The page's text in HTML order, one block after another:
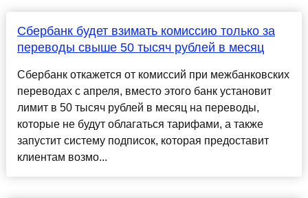
Сбербанк будет взимать комиссию только за
переводы свыше 50 тысяч рублей в месяц
Сбербанк откажется от комиссий при межбанковских
переводах с апреля, вместо этого банк установит
лимит в 50 тысяч рублей в месяц на переводы,
которые не будут облагаться тарифами, а также
запустит систему подписок, которая предоставит
клиентам возмо...